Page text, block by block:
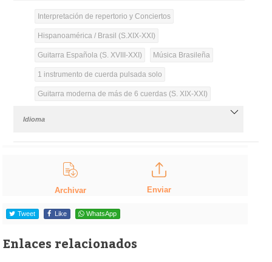
Interpretación de repertorio y Conciertos
Hispanoamérica / Brasil (S.XIX-XXI)
Guitarra Española (S. XVIII-XXI) Música Brasileña
1 instrumento de cuerda pulsada solo
Guitarra moderna de más de 6 cuerdas (S. XIX-XXI)
Idioma
Archivar Enviar
Tweet Like WhatsApp
Enlaces relacionados